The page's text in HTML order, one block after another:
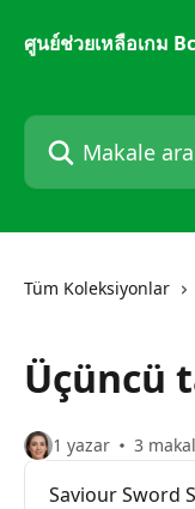
ศูนย์ช่วยเหลือเกม Bc
Makale ara...
Tüm Koleksiyonlar
Üçüncü
1 yazar 3
Saviour Sword